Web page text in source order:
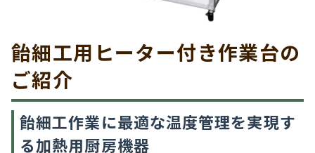
飴細工用ヒーター付き作業台の
ご紹介
飴細工作業に最適な温度管理を実現す
る加熱用厨房機器